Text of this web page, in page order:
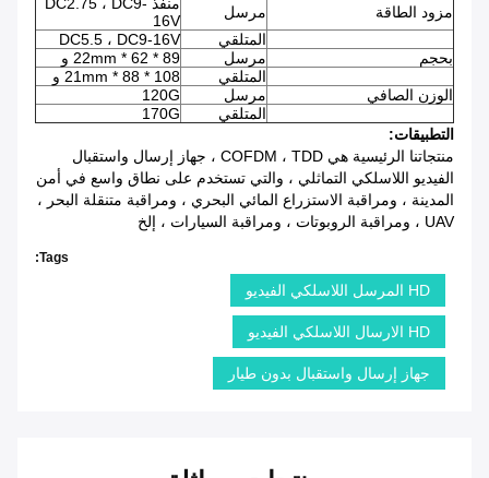
مزود الطاقة
مرسل
منفذ DC2.75 ، DC9-
16V
المتلقي
DC5.5 ، DC9-16V
بحجم
مرسل
89 * 62 * 22mm و
المتلقي
108 * 88 * 21mm و
الوزن الصافي
مرسل
120G
المتلقي
170G
التطبيقات:
منتجاتنا الرئيسية هي COFDM ، TDD ، جهاز إرسال واستقبال
الفيديو اللاسلكي التماثلي ، والتي تستخدم على نطاق واسع في أمن
المدينة ، ومراقبة الاستزراع المائي البحري ، ومراقبة متنقلة البحر ،
UAV ، ومراقبة الروبوتات ، ومراقبة السيارات ، إلخ
Tags:
HD المرسل اللاسلكي الفيديو
HD الارسال اللاسلكي الفيديو
جهاز إرسال واستقبال بدون طيار